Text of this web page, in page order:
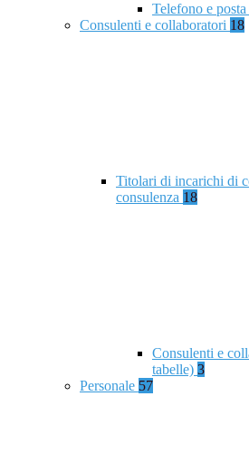
Telefono e
Consulenti e collaboratori 18
Titolari di incarichi di
consulenza 18
Consulenti e
tabelle) 3
Personale 57